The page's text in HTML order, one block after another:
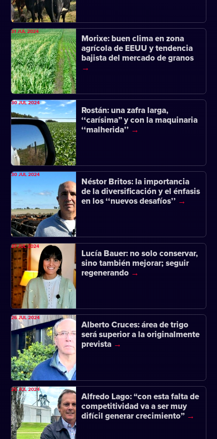
Morixe: buen clima en zona
agrícola de EEUU y tendencia
bajista del mercado de granos
31 JUL 2024
Rostán: una zafra larga,
‘‘carísima” y con la maquinaria
‘‘malherida’’
30 JUL 2024
Néstor Britos: la importancia
de la diversificación y el énfasis
en los ‘‘nuevos desafíos’’
30 JUL 2024
Lucía Bauer: no solo conservar,
sino también mejorar; seguir
regenerando
27 JUL 2024
Alberto Cruces: área de trigo
será superior a la originalmente
prevista
26 JUL 2024
Alfredo Lago: “con esta falta de
competitividad va a ser muy
difícil generar crecimiento”
25 JUL 2024